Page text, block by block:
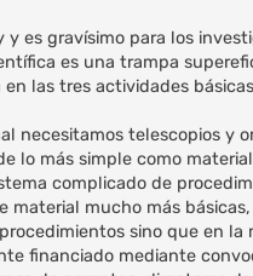
es gravísimo para los
es una trampa
las tres actividades
necesitamos telescopios y
lo más simple como
complicado de
mucho más
sino que en la
financiado mediante